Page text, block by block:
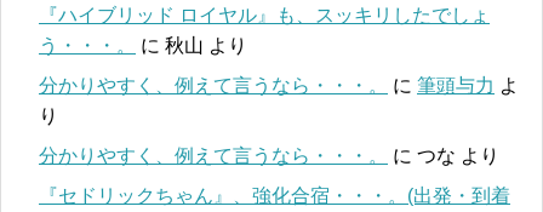
『ハイブリッド ロイヤル』も、スッキリしたでしょ
う・・・。
に 秋山 より
分かりやすく、例えて言うなら・・・。
に 筆頭与力 よ
り
分かりやすく、例えて言うなら・・・。
に つな より
『セドリックちゃん』、強化合宿・・・。(出発・到着